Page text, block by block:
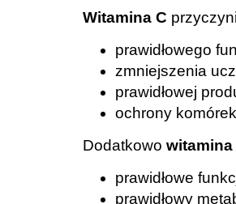
Witamina C
prawidłowego
zmniejszenia
prawidłowej
ochrony
Dodatkowo witamina
prawidłowe
prawidłowy